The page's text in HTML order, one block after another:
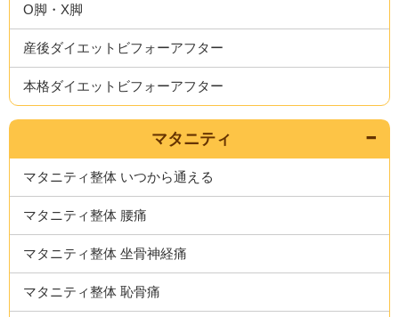
O脚・X脚
産後ダイエットビフォーアフター
本格ダイエットビフォーアフター
マタニティ
マタニティ整体 いつから通える
マタニティ整体 腰痛
マタニティ整体 坐骨神経痛
マタニティ整体 恥骨痛